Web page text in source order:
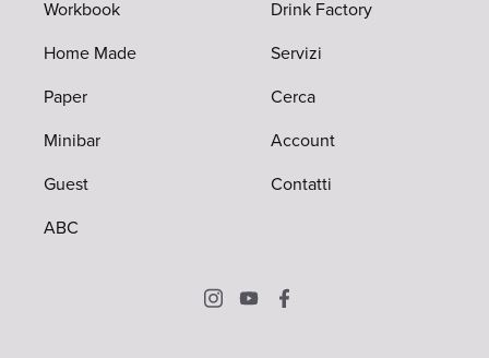
Workbook
Home Made
Paper
Minibar
Guest
ABC
Drink Factory
Servizi
Cerca
Account
Contatti